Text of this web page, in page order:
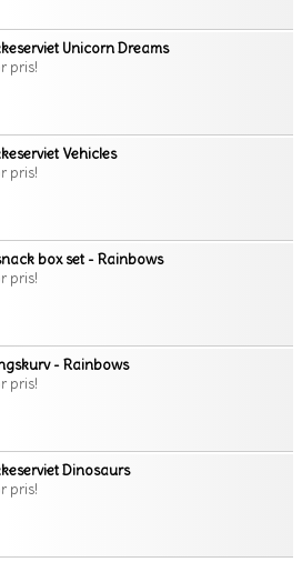
Unicorn Dreams
pris!
Vehicles
pris!
box set - Rainbows
pris!
- Rainbows
pris!
Dinosaurs
pris!